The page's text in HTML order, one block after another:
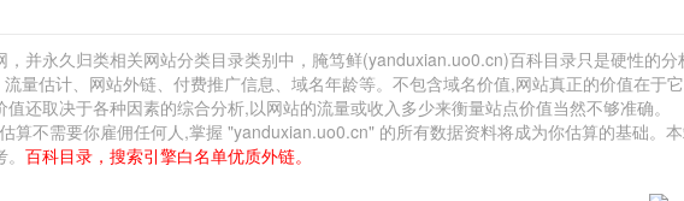
并永久归类相关网站分类目录类别中，腌笃鲜(yanduxian.uo0.cn)百科目录只是硬性的分
量估计、网站外链、付费推广信息、域名年龄等。不包含域名价值,网站真正的价值在于
还取决于各种因素的综合分析,以网站的流量或收入多少来衡量站点价值当然不够准确。
不需要你雇佣任何人,掌握 "yanduxian.uo0.cn" 的所有数据资料将成为你估算的基础。
。百科目录，搜索引擎白名单优质外链。